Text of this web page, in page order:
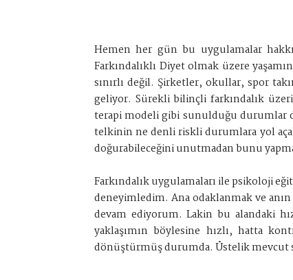
Hemen her gün bu uygulamalar
Farkındalıklı Diyet olmak üzere
sınırlı değil. Şirketler, okullar, spor
geliyor. Sürekli bilinçli farkındalık
terapi modeli gibi sunulduğu durumlar
telkinin ne denli riskli durumlara yol
doğurabileceğini unutmadan bunu
Farkındalık uygulamaları ile psikoloji
deneyimledim. Ana odaklanmak ve
devam ediyorum. Lakin bu alandaki
yaklaşımın böylesine hızlı, hatta
dönüştürmüş durumda. Üstelik mevcut